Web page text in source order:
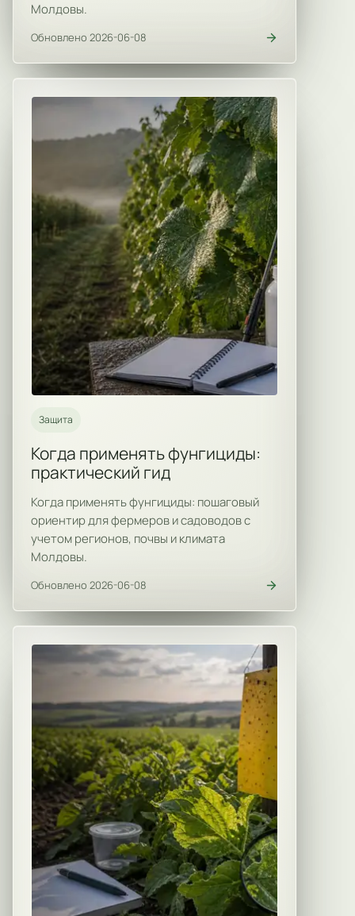
Молдовы.
Обновлено 2026-06-08
Защита
Когда применять фунгициды:
практический гид
Когда применять фунгициды: пошаговый
ориентир для фермеров и садоводов с
учетом регионов, почвы и климата
Молдовы.
Обновлено 2026-06-08